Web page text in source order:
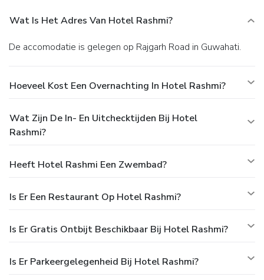
Wat Is Het Adres Van Hotel Rashmi?
De accomodatie is gelegen op Rajgarh Road in Guwahati.
Hoeveel Kost Een Overnachting In Hotel Rashmi?
Wat Zijn De In- En Uitchecktijden Bij Hotel
Rashmi?
Heeft Hotel Rashmi Een Zwembad?
Is Er Een Restaurant Op Hotel Rashmi?
Is Er Gratis Ontbijt Beschikbaar Bij Hotel Rashmi?
Is Er Parkeergelegenheid Bij Hotel Rashmi?